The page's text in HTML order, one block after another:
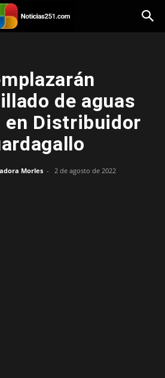
de aguas
en Distribuidor
Morles - 2 de agosto de 2022